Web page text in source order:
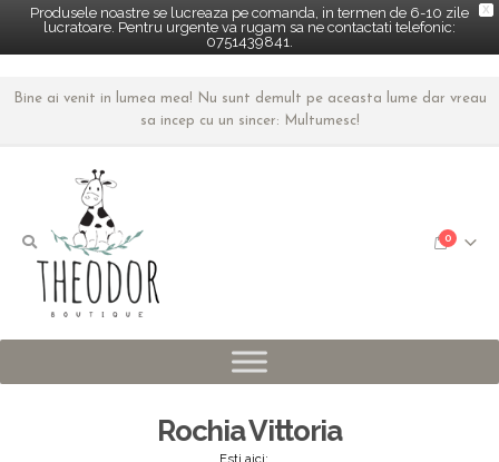
X
Produsele noastre se lucreaza pe comanda, in termen de 6-10 zile
lucratoare. Pentru urgente va rugam sa ne contactati telefonic:
0751439841.
Bine ai venit in lumea mea! Nu sunt demult pe aceasta lume dar vreau
sa incep cu un sincer: Multumesc!
0
Rochia Vittoria
Esti aici: